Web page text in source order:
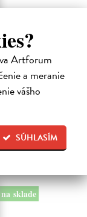
Artforum
a meranie
vášho
SÚHLASÍM
místo, kde se
který
a jeho tým.
na sklade